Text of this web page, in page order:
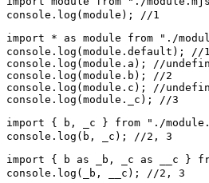
console . log (module ) ;
//1
import
* as module from "./
console . log (module . default ) ;
//1
console . log (module . a ) ;
//
console . log (module . b ) ;
//2
console . log (module . c ) ;
//
console . log (module . _c ) ;
//3
import
{ b , _c } from "./
console . log ( b , _c ) ;
//2, 3
import
{ b as _b , _c as __c }
console . log ( _b , __c ) ; //2, 3